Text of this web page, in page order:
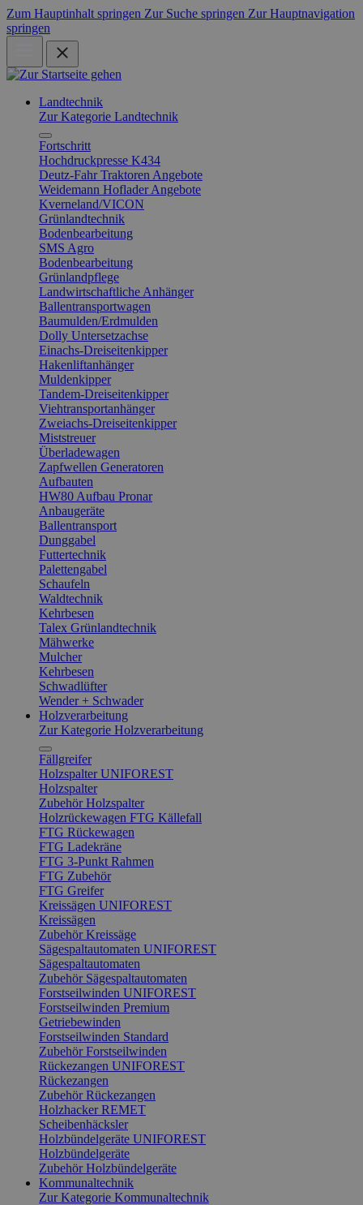
Zum Hauptinhalt springen Zur Suche springen Zur Hauptnavigation
springen
Landtechnik
Zur Kategorie Landtechnik
Fortschritt
Hochdruckpresse K434
Deutz-Fahr Traktoren Angebote
Weidemann Hoflader Angebote
Kverneland/VICON
Grünlandtechnik
Bodenbearbeitung
SMS Agro
Bodenbearbeitung
Grünlandpflege
Landwirtschaftliche Anhänger
Ballentransportwagen
Baumulden/Erdmulden
Dolly Untersetzachse
Einachs-Dreiseitenkipper
Hakenliftanhänger
Muldenkipper
Tandem-Dreiseitenkipper
Viehtransportanhänger
Zweiachs-Dreiseitenkipper
Miststreuer
Überladewagen
Zapfwellen Generatoren
Aufbauten
HW80 Aufbau Pronar
Anbaugeräte
Ballentransport
Dunggabel
Futtertechnik
Palettengabel
Schaufeln
Waldtechnik
Kehrbesen
Talex Grünlandtechnik
Mähwerke
Mulcher
Kehrbesen
Schwadlüfter
Wender + Schwader
Holzverarbeitung
Zur Kategorie Holzverarbeitung
Fällgreifer
Holzspalter UNIFOREST
Holzspalter
Zubehör Holzspalter
Holzrückewagen FTG Källefall
FTG Rückewagen
FTG Ladekräne
FTG 3-Punkt Rahmen
FTG Zubehör
FTG Greifer
Kreissägen UNIFOREST
Kreissägen
Zubehör Kreissäge
Sägespaltautomaten UNIFOREST
Sägespaltautomaten
Zubehör Sägespaltautomaten
Forstseilwinden UNIFOREST
Forstseilwinden Premium
Getriebewinden
Forstseilwinden Standard
Zubehör Forstseilwinden
Rückezangen UNIFOREST
Rückezangen
Zubehör Rückezangen
Holzhacker REMET
Scheibenhäcksler
Holzbündelgeräte UNIFOREST
Holzbündelgeräte
Zubehör Holzbündelgeräte
Kommunaltechnik
Zur Kategorie Kommunaltechnik